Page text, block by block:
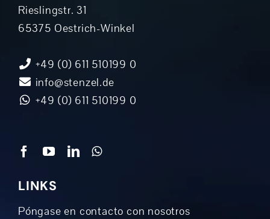
Rieslingstr. 31
65375 Oestrich-Winkel
+49 (0) 611 510199 0
info@stenzel.de
+49 (0) 611 510199 0
LINKS
Póngase en contacto con nosotros